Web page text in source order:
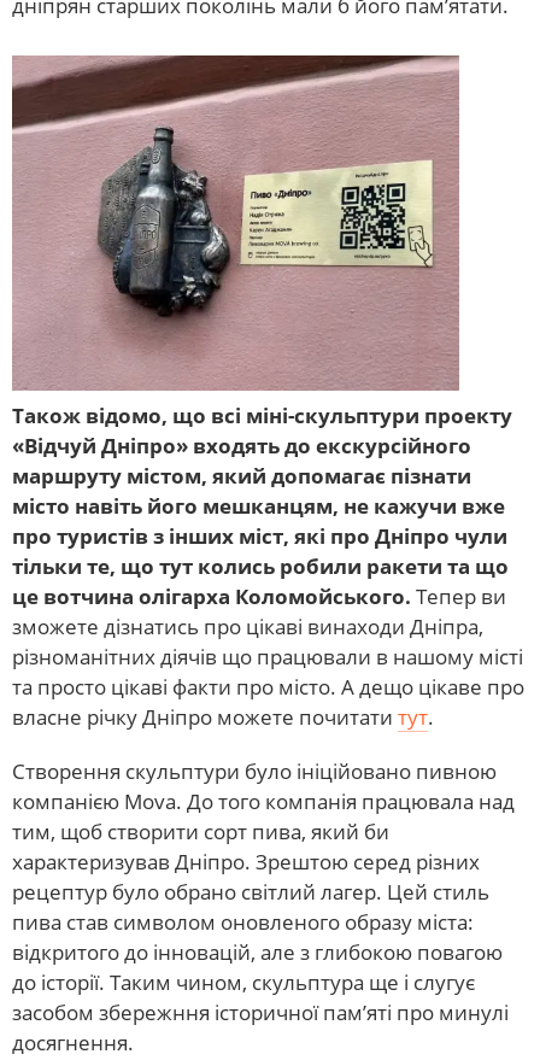
Також відомо, що всі міні-скульптури проекту
«Відчуй Дніпро» входять до екскурсійного
маршруту містом, який допомагає пізнати
місто навіть його мешканцям, не кажучи вже
про туристів з інших міст, які про Дніпро чули
тільки те, що тут колись робили ракети та що
це вотчина олігарха Коломойського. Тепер ви
зможете дізнатись про цікаві винаходи Дніпра,
різноманітних діячів що працювали в нашому місті
та просто цікаві факти про місто. А дещо цікаве про
власне річку Дніпро можете почитати тут.
Створення скульптури було ініційовано пивною
компанією Mova. До того компанія працювала над
тим, щоб створити сорт пива, який би
характеризував Дніпро. Зрештою серед різних
рецептур було обрано світлий лагер. Цей стиль
пива став символом оновленого образу міста:
відкритого до інновацій, але з глибокою повагою
до історії. Таким чином, скульптура ще і слугує
засобом збережння історичної пам’яті про минулі
досягнення.